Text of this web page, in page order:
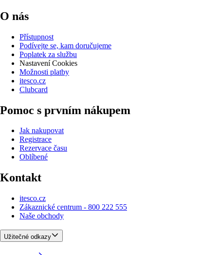
O nás
Přístupnost
Podívejte se, kam doručujeme
Poplatek za službu
Nastavení Cookies
Možnosti platby
itesco.cz
Clubcard
Pomoc s prvním nákupem
Jak nakupovat
Registrace
Rezervace času
Oblíbené
Kontakt
itesco.cz
Zákaznické centrum - 800 222 555
Naše obchody
Užitečné odkazy